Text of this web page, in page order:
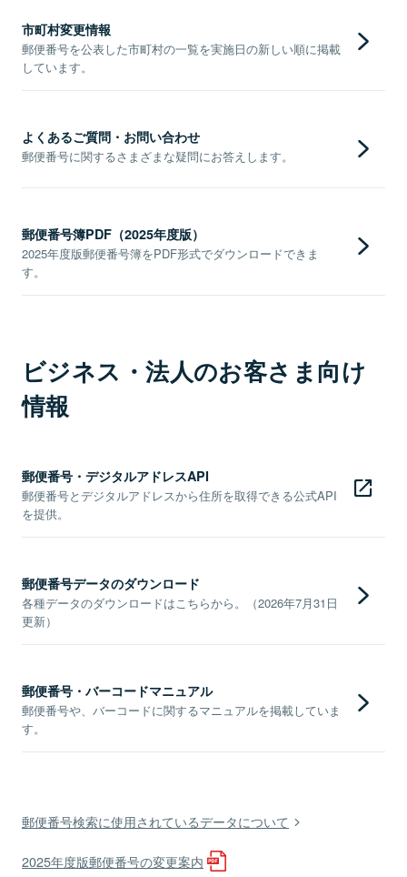
市町村変更情報
郵便番号を公表した市町村の一覧を実施日の新しい順に掲載
しています。
よくあるご質問・お問い合わせ
郵便番号に関するさまざまな疑問にお答えします。
郵便番号簿PDF（2025年度版）
2025年度版郵便番号簿をPDF形式でダウンロードできま
す。
ビジネス・法人のお客さま向け
情報
郵便番号・デジタルアドレスAPI
郵便番号とデジタルアドレスから住所を取得できる公式API
を提供。
郵便番号データのダウンロード
各種データのダウンロードはこちらから。（2026年7月31日
更新）
郵便番号・バーコードマニュアル
郵便番号や、バーコードに関するマニュアルを掲載していま
す。
郵便番号検索に使用されているデータについて
2025年度版郵便番号の変更案内